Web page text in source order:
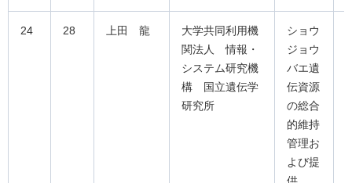
24 28 上田 龍
大学共同利用機
関法人 情報・
システム研究機
構 国立遺伝学
研究所
ショウ
ジョウ
バエ遺
伝資源
の総合
的維持
管理お
よび提